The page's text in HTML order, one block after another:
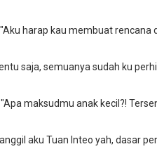
harap kau membuat rencana
saja, semuanya sudah ku
"Apa maksudmu anak kecil?!
aku Tuan Inteo yah, dasar